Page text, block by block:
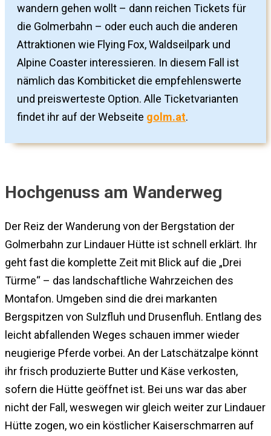
wandern gehen wollt – dann reichen Tickets für
die Golmerbahn – oder euch auch die anderen
Attraktionen wie Flying Fox, Waldseilpark und
Alpine Coaster interessieren. In diesem Fall ist
nämlich das Kombiticket die empfehlenswerte
und preiswerteste Option. Alle Ticketvarianten
findet ihr auf der Webseite golm.at.
Hochgenuss am Wanderweg
Der Reiz der Wanderung von der Bergstation der
Golmerbahn zur Lindauer Hütte ist schnell erklärt. Ihr
geht fast die komplette Zeit mit Blick auf die „Drei
Türme“ – das landschaftliche Wahrzeichen des
Montafon. Umgeben sind die drei markanten
Bergspitzen von Sulzfluh und Drusenfluh. Entlang des
leicht abfallenden Weges schauen immer wieder
neugierige Pferde vorbei. An der Latschätzalpe könnt
ihr frisch produzierte Butter und Käse verkosten,
sofern die Hütte geöffnet ist. Bei uns war das aber
nicht der Fall, weswegen wir gleich weiter zur Lindauer
Hütte zogen, wo ein köstlicher Kaiserschmarren auf